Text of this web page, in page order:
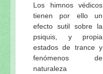
Los himnos védicos
tienen por ello un
efecto sutil sobre la
psiquis, y propia
estados de trance y
fenómenos de
naturaleza